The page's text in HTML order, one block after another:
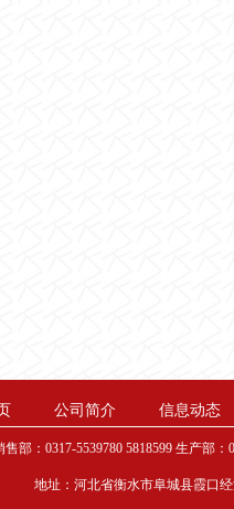
公司简介 信息动态
部：0317-5539780 5818599 生产部
地址：河北省衡水市阜城县霞口经